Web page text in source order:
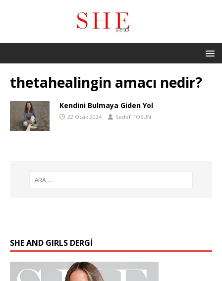
thetahealingin amacı nedir?
Kendini Bulmaya Giden Yol
22 Ocak 2024 Sedef TOSUN
SHE AND GIRLS DERGİ